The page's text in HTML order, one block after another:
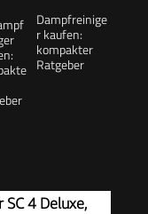
Dampfreinige
r kaufen:
kompakter
Ratgeber
4 Deluxe,